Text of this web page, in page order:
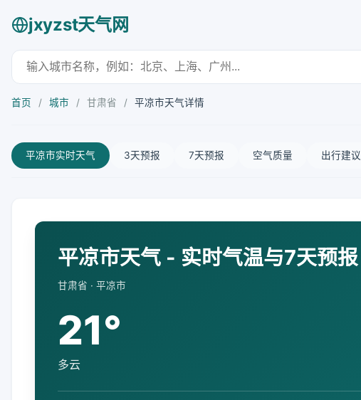
jxyzst天气网
首页 / 城市 / 甘肃省 / 平凉市天气详情
平凉市实时天气 3天预报 7天预报 空气质量 出行建议
平凉市天气 - 实时气温与7天预报
甘肃省 · 平凉市
21°
多云